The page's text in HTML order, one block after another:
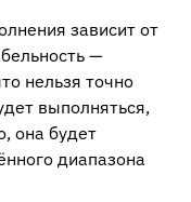
зависит от
—
нельзя точно
выполняться,
она будет
диапазона